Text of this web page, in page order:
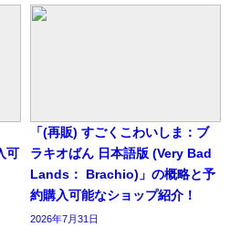
可
「(再販) すごくこわいしま：ブ
ラキオばん 日本語版 (Very Bad
Lands： Brachio)」の概略と予
約購入可能なショップ紹介！
2026年7月31日